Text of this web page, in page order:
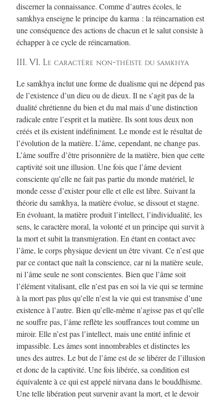
discerner la connaissance. Comme d’autres écoles, le
samkhya enseigne le principe du karma : la réincarnation est
une conséquence des actions de chacun et le salut consiste à
échapper à ce cycle de réincarnation.
III. VI. Le caractère non-théiste du samkhya
Le samkhya inclut une forme de dualisme qui ne dépend pas
de l’existence d’un dieu ou de dieux. Il ne s’agit pas de la
dualité chrétienne du bien et du mal mais d’une distinction
radicale entre l’esprit et la matière. Ils sont tous deux non
créés et ils existent indéfiniment. Le monde est le résultat de
l’évolution de la matière. L’âme, cependant, ne change pas.
L’âme souffre d’être prisonnière de la matière, bien que cette
captivité soit une illusion. Une fois que l’âme devient
consciente qu’elle ne fait pas partie du monde matériel, le
monde cesse d’exister pour elle et elle est libre. Suivant la
théorie du samkhya, la matière évolue, se dissout et stagne.
En évoluant, la matière produit l’intellect, l’individualité, les
sens, le caractère moral, la volonté et un principe qui survit à
la mort et subit la transmigration. En étant en contact avec
l’âme, le corps physique devient un être vivant. Ce n’est que
par ce contact que naît la conscience, car ni la matière seule,
ni l’âme seule ne sont conscientes. Bien que l’âme soit
l’élément vitalisant, elle n’est pas en soi la vie qui se termine
à la mort pas plus qu’elle n’est la vie qui est transmise d’une
existence à l’autre. Bien qu’elle-même n’agisse pas et qu’elle
ne souffre pas, l’âme reflète les souffrances tout comme un
miroir. Elle n’est pas l’intellect, mais une entité infinie et
impassible. Les âmes sont innombrables et distinctes les
unes des autres. Le but de l’âme est de se libérer de l’illusion
et donc de la captivité. Une fois libérée, sa condition est
équivalente à ce qui est appelé nirvana dans le bouddhisme.
Une telle libération peut survenir avant la mort, et le devoir